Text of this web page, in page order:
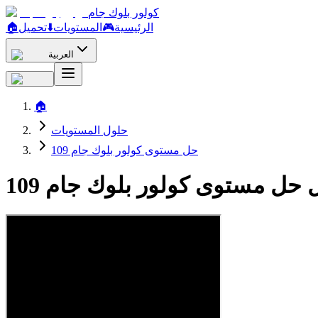
كولور بلوك جام
🏠
الرئيسية🎮 المستويات⬇️تحميل
العربية
🏠
حلول المستويات
حل مستوى كولور بلوك جام 109
حل مستوى كولور بلوك جام 109